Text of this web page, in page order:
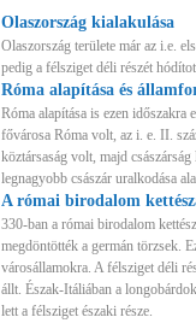
Olaszország kialakulása
Olaszország területe már az i.e.
pedig a félsziget déli részét
Róma alapítása és
Róma alapítása is ezen
fővárosa Róma volt, az i. e. II.
köztársaság volt, majd
legnagyobb császár uralkodása
A római birodalom
330-ban a római birodalom
megdöntötték a germán törzsek.
városállamokra. A félsziget déli
állt. Észak-Itáliában a
lett a félsziget északi része.